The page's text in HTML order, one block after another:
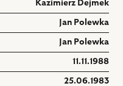
Kazimierz Dejmek
Jan Polewka
Jan Polewka
11.11.1988
25.06.1983